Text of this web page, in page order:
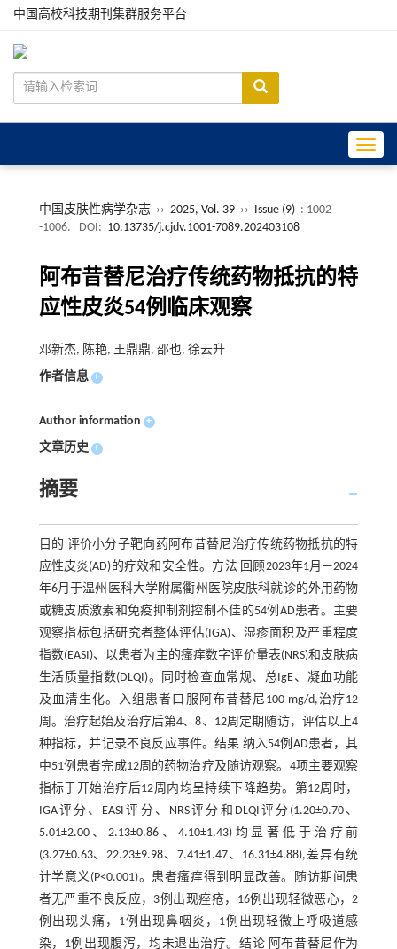
中国高校科技期刊集群服务平台
中国皮肤性病学杂志 ›› 2025, Vol. 39 ›› Issue (9) : 1002
-1006.
DOI: 10.13735/j.cjdv.1001-7089.202403108
阿布昔替尼治疗传统药物抵抗的特
应性皮炎54例临床观察
邓新杰, 陈艳, 王鼎鼎, 邵也, 徐云升
作者信息 +
Author information +
文章历史 +
摘要
目的 评价小分子靶向药阿布昔替尼治疗传统药物抵抗的特
应性皮炎(AD)的疗效和安全性。方法 回顾2023年1月—2024
年6月于温州医科大学附属衢州医院皮肤科就诊的外用药物
或糖皮质激素和免疫抑制剂控制不佳的54例AD患者。主要
观察指标包括研究者整体评估(IGA)、湿疹面积及严重程度
指数(EASI)、以患者为主的瘙痒数字评价量表(NRS)和皮肤病
生活质量指数(DLQI)。同时检查血常规、总IgE、凝血功能
及血清生化。入组患者口服阿布昔替尼100 mg/d,治疗12
周。治疗起始及治疗后第4、8、12周定期随访，评估以上4
种指标，并记录不良反应事件。结果 纳入54例AD患者，其
中51例患者完成12周的药物治疗及随访观察。4项主要观察
指标于开始治疗后12周内均呈持续下降趋势。第12周时，
IGA评分、EASI评分、NRS评分和DLQI评分(1.20±0.70、
5.01±2.00、2.13±0.86、4.10±1.43)均显著低于治疗前
(3.27±0.63、22.23±9.98、7.41±1.47、16.31±4.88),差异有统
计学意义(P<0.001)。患者瘙痒得到明显改善。随访期间患
者无严重不良反应，3例出现痤疮，16例出现轻微恶心，2
例出现头痛，1例出现鼻咽炎，1例出现轻微上呼吸道感
染，1例出现腹泻，均未退出治疗。结论 阿布昔替尼作为